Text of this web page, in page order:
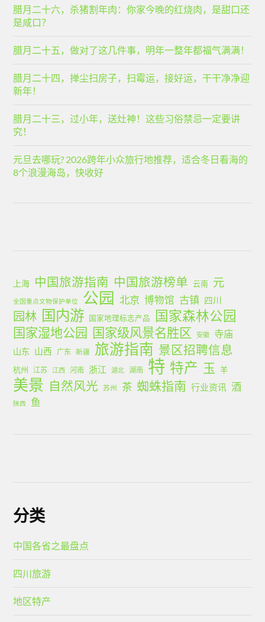
腊月二十六，杀猪割年肉：你家今晚的红烧肉，是甜口还
是咸口？
腊月二十五，做对了这几件事，明年一整年都福气满满！
腊月二十四，掸尘扫房子，扫霉运，接好运，干干净净迎
新年！
腊月二十三，过小年，送灶神！这些习俗禁忌一定要讲
究！
元旦去哪玩? 2026跨年小众旅行地推荐，适合冬日看海的
8个浪漫海岛，快收好
上海 中国旅游指南 中国旅游榜单 云南 元
全国重点文物保护单位 公园 北京 博物馆 古镇 四川
园林 国内游 国家地理标志产品 国家森林公园
国家湿地公园 国家级风景名胜区 安徽 寺庙
山东 山西 广东 新疆 旅游指南 景区招聘信息
杭州 江苏 江西 河南 浙江 湖北 湖南 特 特产 玉 羊
美景 自然风光 苏州 茶 蜘蛛指南 行业资讯 酒
陕西 鱼
分类
中国各省之最盘点
四川旅游
地区特产